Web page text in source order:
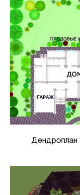
Дендроплан